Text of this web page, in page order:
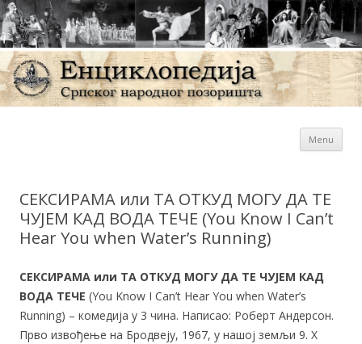
Енциклопедија СрпскогMenu
СЕКСИРАМА или ТА ОТКУД МОГУ ДА ТЕ
ЧУЈЕМ КАД ВОДА ТЕЧЕ (You Know I Can’t
Hear You when Water’s Running)
СЕКСИРАМА или ТА ОТКУД МОГУ ДА ТЕ ЧУЈЕМ КАД
ВОДА ТЕЧЕ (You Know I Can’t Hear You when Water’s
Running) – комедија у 3 чина. Написао: Роберт Андерсон.
Прво извођење на Бродвеју, 1967, у нашој земљи 9. X